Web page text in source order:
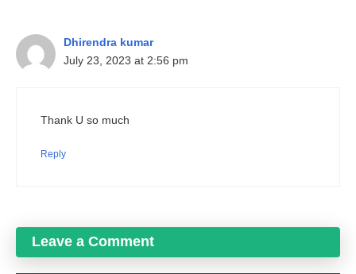
Dhirendra kumar
July 23, 2023 at 2:56 pm
Thank U so much
Reply
Leave a Comment